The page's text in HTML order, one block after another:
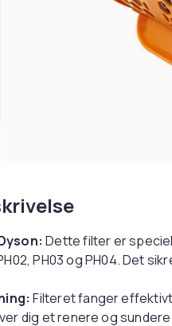
Dette filter er
PH03 og PH04. Det
: Filteret fanger
dig et renere og